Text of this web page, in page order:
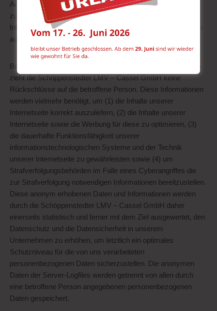
Adresse (IP-Adresse), (7) der Internet-Service-Provider des
zugreifenden Systems und (8) sonstige ähnliche Daten und
Informationen, die der Gefahrenabwehr im Falle von Angriffen
auf unsere informationstechnologischen Systeme dienen.
Bei der Nutzung dieser allgemeinen Daten und Informationen
zieht die Schöppenstedter LMV – Cassel GmbH keine
Rückschlüsse auf die betroffene Person. Diese Informationen
werden vielmehr benötigt, um (1) die Inhalte unserer
Internetseite korrekt auszuliefern, (2) die Inhalte unserer
Internetseite sowie die Werbung für diese zu optimieren, (3)
die dauerhafte Funktionsfähigkeit unserer
informationstechnologischen Systeme und der Technik
unserer Internetseite zu gewährleisten sowie (4) um
Strafverfolgungsbehörden im Falle eines Cyberangriffes die
zur Strafverfolgung notwendigen Informationen bereitzustellen.
Diese anonym erhobenen Daten und Informationen werden
durch die Schöppenstedter LMV – Cassel GmbH daher
einerseits statistisch und ferner mit dem Ziel ausgewertet, den
Datenschutz und die Datensicherheit in unserem
Unternehmen zu erhöhen, um letztlich ein optimales
Schutzniveau für die von uns verarbeiteten
personenbezogenen Daten sicherzustellen. Die anonymen
Daten der Server-Logfiles werden getrennt von allen durch
eine betroffene Person angegebenen personenbezogenen
Daten gespeichert.